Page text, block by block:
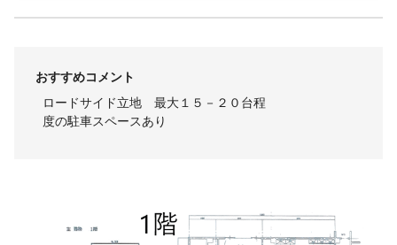
おすすめコメント
ロードサイド立地 最大１５－２０台程
度の駐車スペースあり